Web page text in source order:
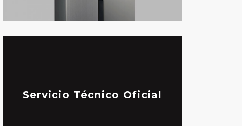
Servicio Técnico Oficial